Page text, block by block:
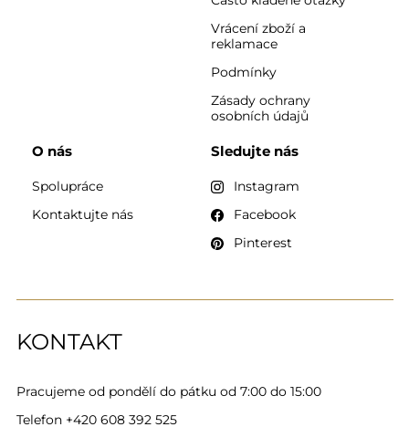
KONTAKT
Pracujeme od pondělí do pátku od 7:00 do 15:00
Telefon +420 608 392 525
Vrácení zboží a
reklamace
Podmínky
Zásady ochrany
osobních údajů
O nás
Spolupráce
Kontaktujte nás
Sledujte nás
Instagram
Facebook
Pinterest